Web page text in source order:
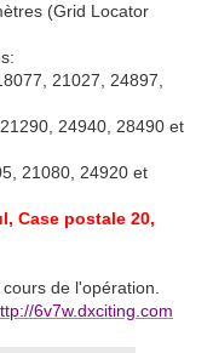
(Grid Locator
21027, 24897,
24940, 28490 et
21080, 24920 et
Case postale 20,
de l'opération.
6v7w.dxciting.com